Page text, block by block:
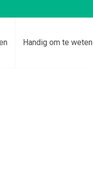
Handig om te weten